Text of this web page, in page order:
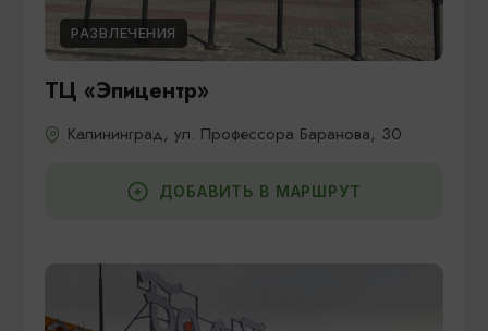
РАЗВЛЕЧЕНИЯ
ТЦ «Эпицентр»
Калининград, ул. Профессора Баранова, 30
ДОБАВИТЬ В МАРШРУТ